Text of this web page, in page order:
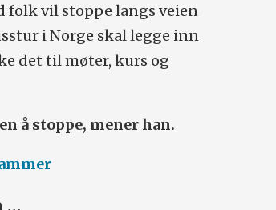
folk vil stoppe langs veien
i Norge skal legge inn
det til møter, kurs og
å stoppe, mener han.